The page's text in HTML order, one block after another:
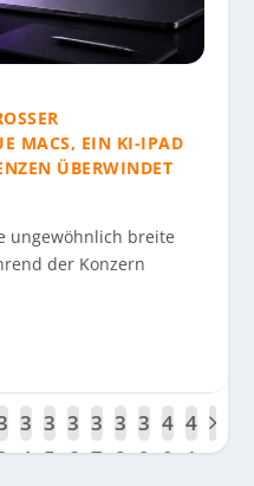
P
MACS, EIN KI-IPAD U
ÜBERWINDET
ungewöhnlich breite
der Konzern
3
4
3
5
3
6
3
7
3
8
3
9
4
0
4
1